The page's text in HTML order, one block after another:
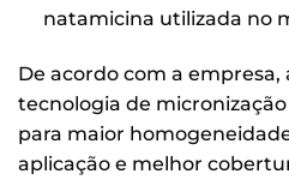
natamicina utilizada no
De acordo com a empresa,
tecnologia de
para maior
aplicação e melhor